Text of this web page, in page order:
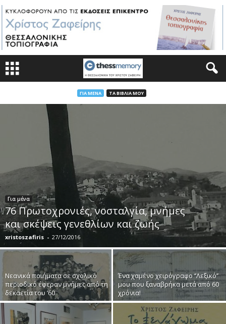
ΓΙΑ ΜΈΝΑ ΤΑ ΒΙΒΛΊΑ ΜΟΥ
Για μένα
76 Πρωτοχρονιές, νοσταλγία, μνήμες
και σκέψεις γενεθλίων και ζωής
xristoszafiris - 27/12/2016
Νεανικά ποιήματα σε σχολικό
περιοδικό έφεραν μνήμες από τη
δεκαετία του ’60
Ένα χαμένο χειρόγραφο ‘’Λεξικό’’
μου που ξαναβρήκα μετά από 60
χρόνια!